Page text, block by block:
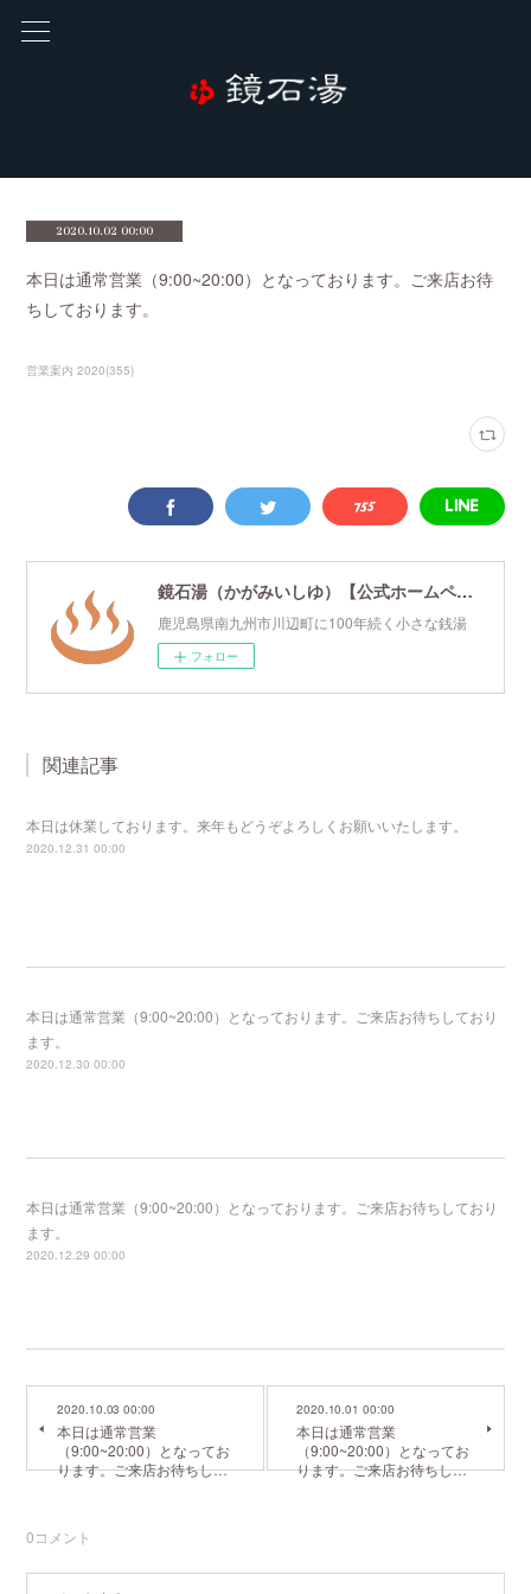
2020.10.02 00:00
本日は通常営業（9:00~20:00）となっております。ご来店お待
ちしております。
営業案内 2020(355)
鏡石湯（かがみいしゆ）【公式ホームページ】
鹿児島県南九州市川辺町に100年続く小さな銭湯
フォロー
関連記事
本日は休業しております。来年もどうぞよろしくお願いいたします。
2020.12.31 00:00
本日は通常営業（9:00~20:00）となっております。ご来店お待ちしており
ます。
2020.12.30 00:00
本日は通常営業（9:00~20:00）となっております。ご来店お待ちしており
ます。
2020.12.29 00:00
2020.10.03 00:00
本日は通常営業
（9:00~20:00）となってお
ります。ご来店お待ちし…
2020.10.01 00:00
本日は通常営業
（9:00~20:00）となってお
ります。ご来店お待ちし…
0コメント